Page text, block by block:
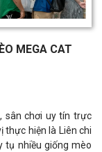
MEGA CAT
sân chơi uy tín trực
thực hiện là Liên chi
tụ nhiều giống mèo